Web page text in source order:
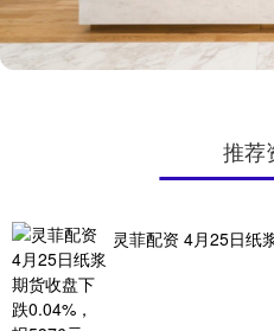
推荐
灵菲配资 4月25日纸